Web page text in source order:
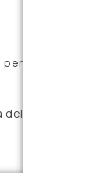
per
del